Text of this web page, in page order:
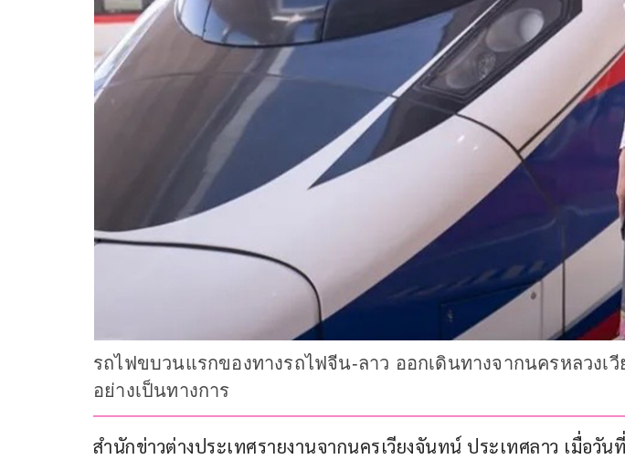
รถไฟขบวนแรกของทางรถไฟจีน-ลาว ออกเดินทางจากนครหลวง
อย่างเป็นทางการ
สำนักข่าวต่างประเทศรายงานจากนครเวียงจันทน์ ประเทศลาว เมื่อวั